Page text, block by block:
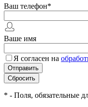
Ваш телефон*
Ваше имя
Я согласен на
* - Поля, обязательные